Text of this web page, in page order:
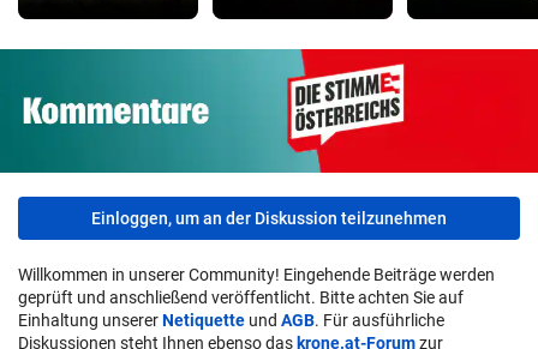
Einloggen, um an der Diskussion teilzunehmen
Willkommen in unserer Community! Eingehende Beiträge werden
geprüft und anschließend veröffentlicht. Bitte achten Sie auf
Einhaltung unsererNetiquette und AGB. Für ausführliche
Diskussionen steht Ihnen ebenso das krone.at-Forumzur